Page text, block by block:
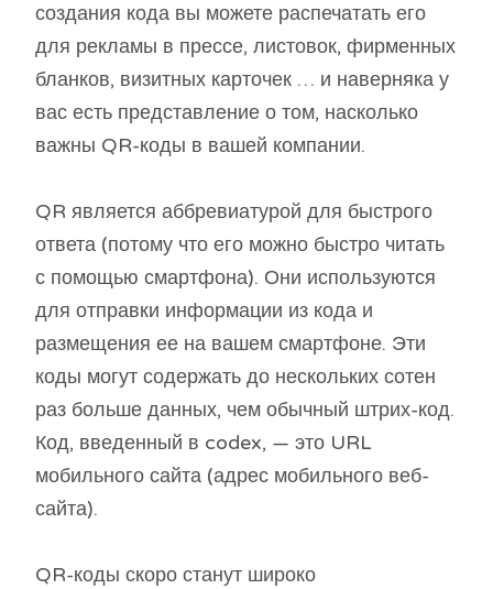
создания кода вы можете распечатать его
для рекламы в прессе, листовок, фирменных
бланков, визитных карточек … и наверняка у
вас есть представление о том, насколько
важны QR-коды в вашей компании.
QR является аббревиатурой для быстрого
ответа (потому что его можно быстро читать
с помощью смартфона). Они используются
для отправки информации из кода и
размещения ее на вашем смартфоне. Эти
коды могут содержать до нескольких сотен
раз больше данных, чем обычный штрих-код.
Код, введенный в codex, — это URL
мобильного сайта (адрес мобильного веб-
сайта).
QR-коды скоро станут широко